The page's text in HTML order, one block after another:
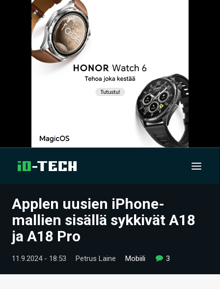
UUTISET
ARTIKKELIT
VIDEOT
TECHBBS
Applen uusien iPhone-
mallien sisällä sykkivät A18
ja A18 Pro
11.9.2024 - 18:53 Petrus Laine Mobiili 3